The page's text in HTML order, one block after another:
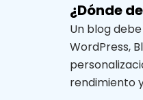
¿Dónde
Un blog
WordPress,
rendimiento